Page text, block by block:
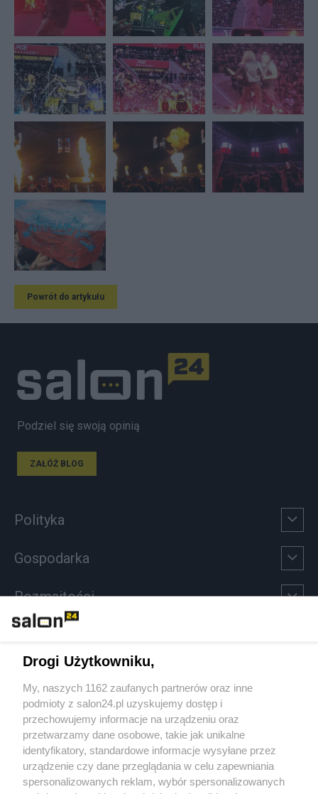
Powrót do artykułu
Podziel się swoją opinią
ZAŁÓŻ BLOG
Polityka
Gospodarka
Rozmaitości
Sport
Społeczeństwo
Kultura
Drogi Użytkowniku,
My, naszych 1162 zaufanych partnerów oraz inne
podmioty z salon24.pl uzyskujemy dostęp i
przechowujemy informacje na urządzeniu oraz
przetwarzamy dane osobowe, takie jak unikalne
identyfikatory, standardowe informacje wysyłane przez
urządzenie czy dane przeglądania w celu zapewniania
spersonalizowanych reklam, wybór spersonalizowanych